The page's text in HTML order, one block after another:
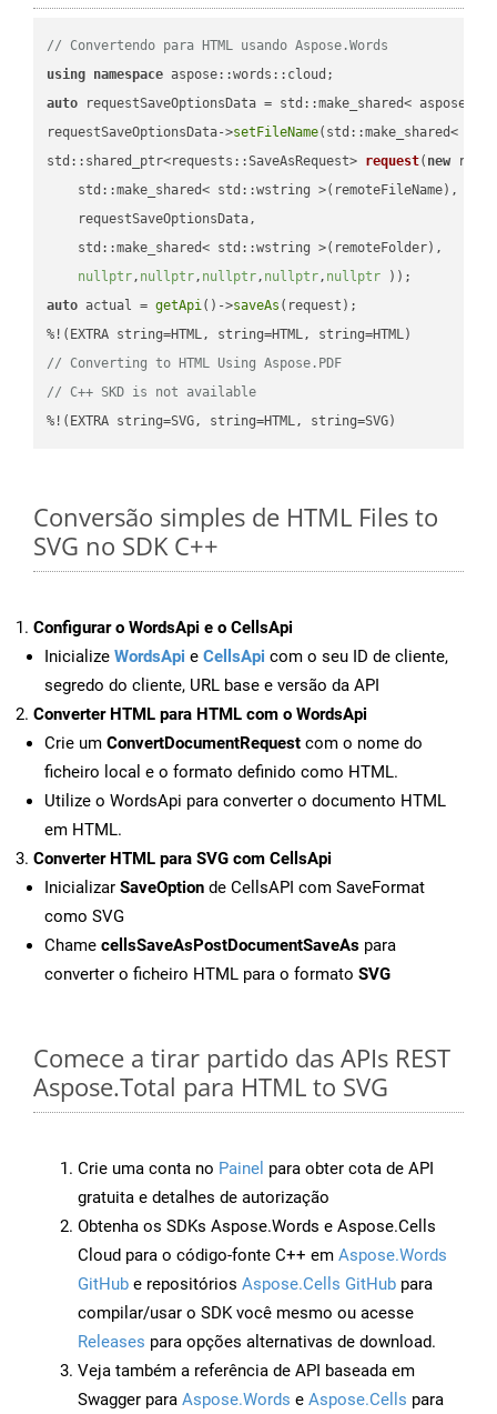
// Convertendo para HTML usando Aspose.Words
using namespace
auto requestSaveOptionsData = std::make_shared<
requestSaveOptionsData->setFileName(std::make_shared<
std::shared_ptr<requests::SaveAsRequest> request( new
    std::make_shared< std::wstring >(remoteFileName),
    requestSaveOptionsData,
    std::make_shared< std::wstring >(remoteFolder),
nullptr, nullptr, nullptr, nullptr, nullptr ))
auto actual = getApi()->saveAs (request);
// Converting to HTML Using Aspose.PDF
// C++ SKD is not available
%!(EXTRA string=SVG, string=HTML, string=SVG)
Conversão simples de HTML Files to
SVG no SDK C++
Configurar o WordsApi e o CellsApi
Inicialize WordsApi e CellsApi com o seu ID de cliente,
segredo do cliente, URL base e versão da API
Converter HTML para HTML com o WordsApi
Crie um ConvertDocumentRequest com o nome do
ficheiro local e o formato definido como HTML.
Utilize o WordsApi para converter o documento HTML
em HTML.
Converter HTML para SVG com CellsApi
Inicializar SaveOption de CellsAPI com SaveFormat
como SVG
Chame cellsSaveAsPostDocumentSaveAs para
converter o ficheiro HTML para o formato SVG
Comece a tirar partido das APIs REST
Aspose.Total para HTML to SVG
Crie uma conta no Painel para obter cota de API
gratuita e detalhes de autorização
Obtenha os SDKs Aspose.Words e Aspose.Cells
Cloud para o código-fonte C++ em Aspose.Words
GitHub e repositórios Aspose.Cells GitHub para
compilar/usar o SDK você mesmo ou acesse
Releases para opções alternativas de download.
Veja também a referência de API baseada em
Swagger para Aspose.Words e Aspose.Cells para